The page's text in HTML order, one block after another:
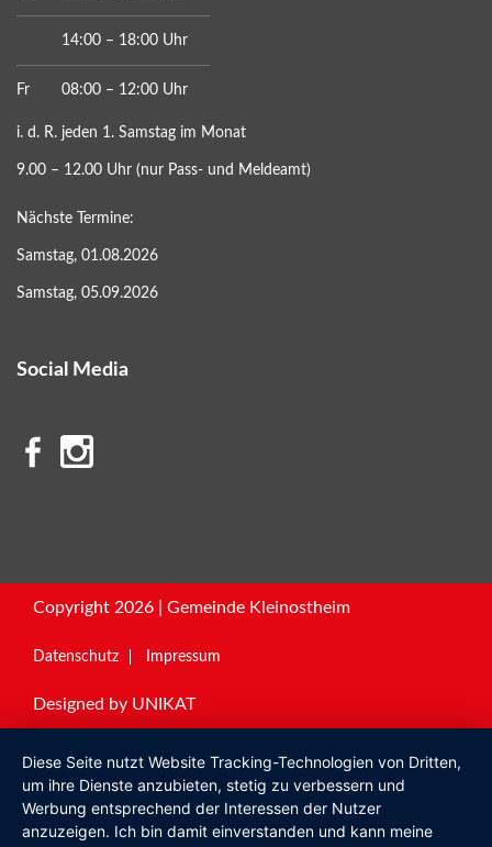
14:00 – 18:00 Uhr
Fr 08:00 – 12:00 Uhr
i. d. R. jeden 1. Samstag im Monat
9.00 – 12.00 Uhr (nur Pass- und Meldeamt)
Nächste Termine:
Samstag, 01.08.2026
Samstag, 05.09.2026
Social Media
Copyright 2026 | Gemeinde Kleinostheim
Datenschutz Impressum
Designed by UNIKAT
Diese Seite nutzt Website Tracking-Technologien von Dritten,
um ihre Dienste anzubieten, stetig zu verbessern und
Werbung entsprechend der Interessen der Nutzer
anzuzeigen. Ich bin damit einverstanden und kann meine